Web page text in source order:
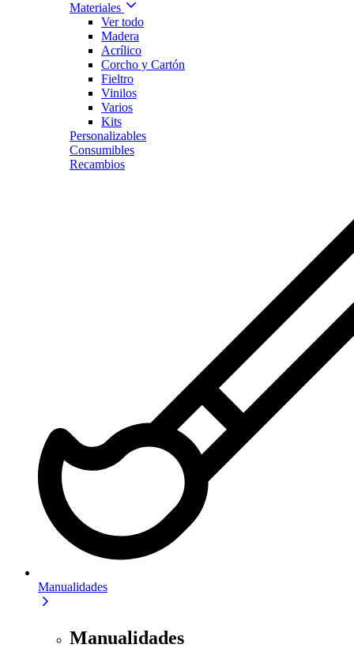
Materiales
Ver todo
Madera
Acrílico
Corcho y Cartón
Fieltro
Vinilos
Varios
Kits
Personalizables
Consumibles
Recambios
Manualidades
Manualidades